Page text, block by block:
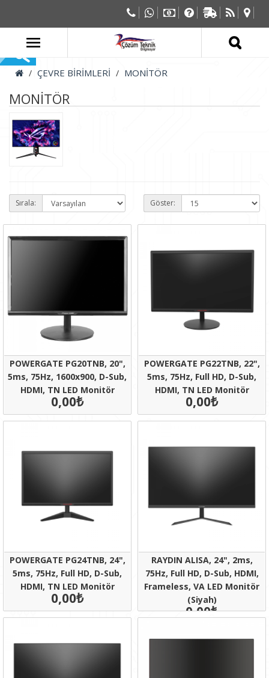
ÇEVRE BİRİMLERİ MONİTÖR
MONİTÖR
Sırala: Göster:
POWERGATE PG20TNB, 20",
5ms, 75Hz, 1600x900, D-Sub,
HDMI, TN LED Monitör
0,00₺
POWERGATE PG22TNB, 22",
5ms, 75Hz, Full HD, D-Sub,
HDMI, TN LED Monitör
0,00₺
POWERGATE PG24TNB, 24",
5ms, 75Hz, Full HD, D-Sub,
HDMI, TN LED Monitör
0,00₺
RAYDIN ALISA, 24", 2ms,
75Hz, Full HD, D-Sub, HDMI,
Frameless, VA LED Monitör
(Siyah)
0,00₺